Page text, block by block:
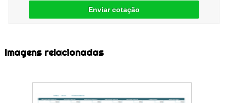
Enviar cotação
Imagens relacionadas